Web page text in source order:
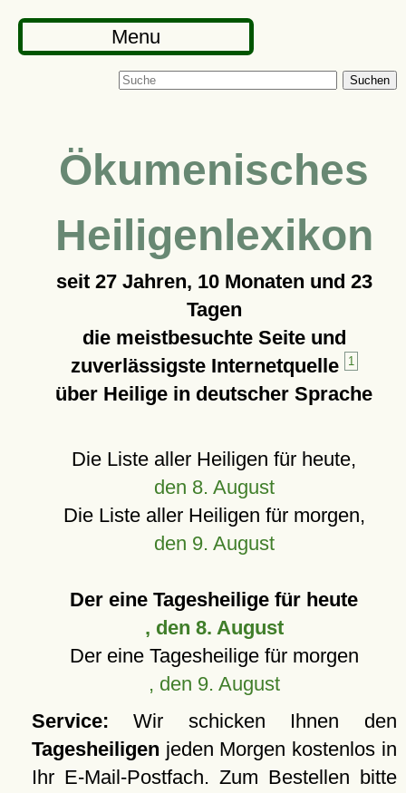
Menu
Suchen
Ökumenisches
Heiligenlexikon
seit 27 Jahren, 10 Monaten und 23
Tagen
die meistbesuchte Seite und
zuverlässigste Internetquelle
1
über Heilige in deutscher Sprache
Die Liste aller Heiligen für heute,
den 8. August
Die Liste aller Heiligen für morgen,
den 9. August
Der eine Tagesheilige für heute
, den 8. August
Der eine Tagesheilige für morgen
, den 9. August
Service: Wir schicken Ihnen den
Tagesheiligen jeden Morgen kostenlos in
Ihr E-Mail-Postfach. Zum Bestellen bitte